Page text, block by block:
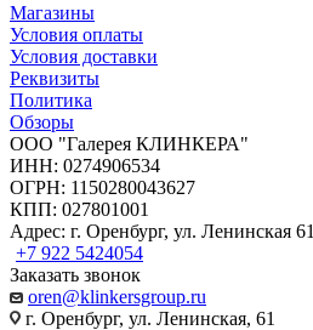
Магазины
Условия оплаты
Условия доставки
Реквизиты
Политика
Обзоры
ООО "Галерея КЛИНКЕРА"
ИНН: 0274906534
ОГРН: 1150280043627
КПП: 027801001
Адрес: г. Оренбург, ул. Ленинская 61
+7 922 5424054
Заказать звонок
oren@klinkersgroup.ru
г. Оренбург, ул. Ленинская, 61